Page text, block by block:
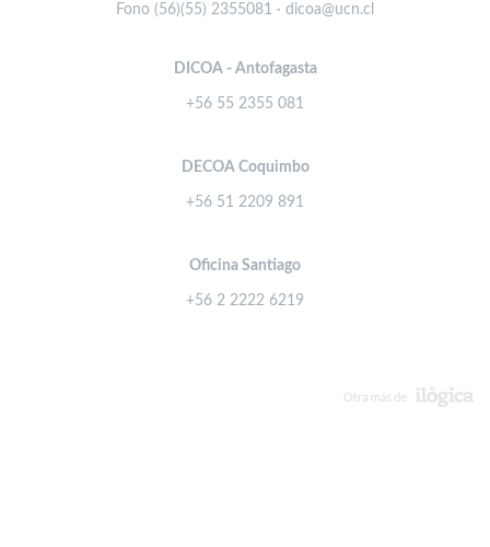
Fono (56)(55) 2355081 · dicoa@ucn.cl
DICOA - Antofagasta
+56 55 2355 081
DECOA Coquimbo
+56 51 2209 891
Oficina Santiago
+56 2 2222 6219